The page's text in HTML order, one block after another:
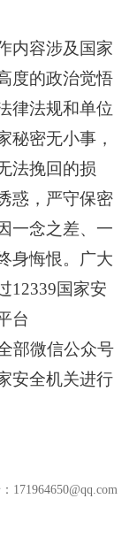
容涉及国家
度的政治觉悟
律法规和单位
秘密无小事，
法挽回的损
惑，严守保密
一念之差、一
身悔恨。广大
12339国家安
台
部微信公众号
安全机关进行
：171964650@qq.com